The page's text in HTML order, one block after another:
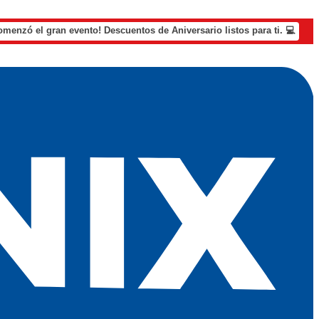
el gran evento! Descuentos de Aniversario listos para ti. 💻